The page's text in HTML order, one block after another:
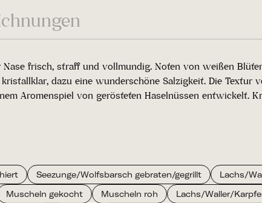
Nase frisch, straff und vollmundig. Noten von weißen
dazu eine wunderschöne Salzigkeit. Die Textur
Aromenspiel von gerösteten Haselnüssen entwickelt.
Seezunge/Wolfsbarsch gebraten/gegrillt Lachs/
Muscheln gekocht Muscheln roh Lachs/Waller/